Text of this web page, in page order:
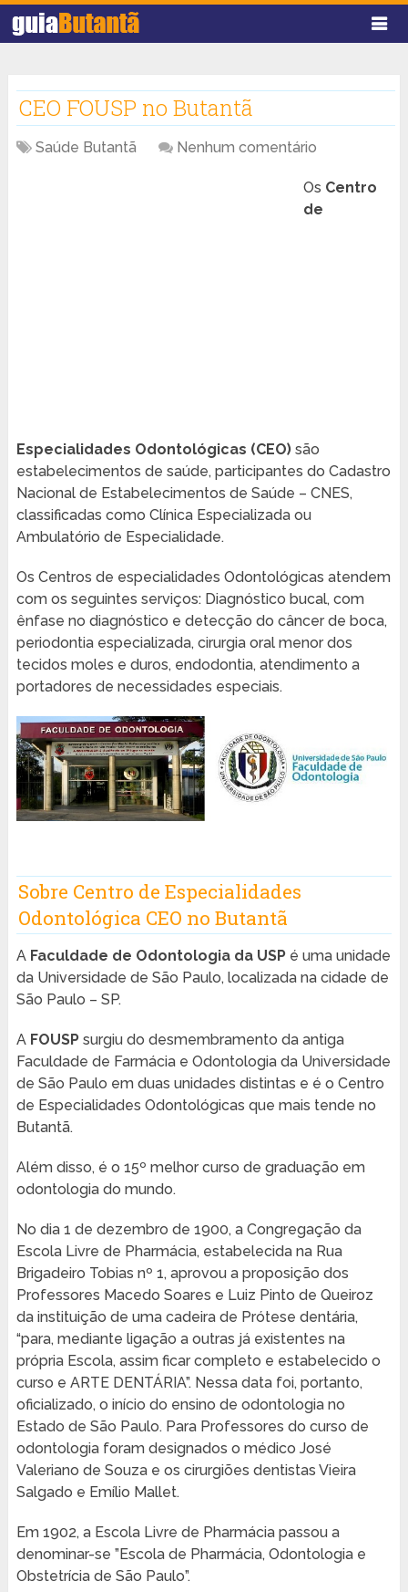
CEO FOUSP no Butantã
Saúde Butantã Nenhum comentário
Os Centro
de
Especialidades Odontológicas (CEO)são
estabelecimentos de saúde, participantes do Cadastro
Nacional de Estabelecimentos de Saúde – CNES,
classificadas como Clínica Especializada ou
Ambulatório de Especialidade.
Os Centros de especialidades Odontológicas atendem
com os seguintes serviços: Diagnóstico bucal, com
ênfase no diagnóstico e detecção do câncer de boca,
periodontia especializada, cirurgia oral menor dos
tecidos moles e duros, endodontia, atendimento a
portadores de necessidades especiais.
Sobre Centro de Especialidades
Odontológica CEO no Butantã
A Faculdade de Odontologia da USPé uma unidade
da Universidade de São Paulo, localizada na cidade de
São Paulo – SP.
A FOUSPsurgiu do desmembramento da antiga
Faculdade de Farmácia e Odontologia da Universidade
de São Paulo em duas unidades distintas e é o Centro
de Especialidades Odontológicas que mais tende no
Butantã.
Além disso, é o 15º melhor curso de graduação em
odontologia do mundo.
No dia 1 de dezembro de 1900, a Congregação da
Escola Livre de Pharmácia, estabelecida na Rua
Brigadeiro Tobias nº 1, aprovou a proposição dos
Professores Macedo Soares e Luiz Pinto de Queiroz
da instituição de uma cadeira de Prótese dentária,
“para, mediante ligação a outras já existentes na
própria Escola, assim ficar completo e estabelecido o
curso e ARTE DENTÁRIA”. Nessa data foi, portanto,
oficializado, o início do ensino de odontologia no
Estado de São Paulo. Para Professores do curso de
odontologia foram designados o médico José
Valeriano de Souza e os cirurgiões dentistas Vieira
Salgado e Emílio Mallet.
Em 1902, a Escola Livre de Pharmácia passou a
denominar-se ”Escola de Pharmácia, Odontologia e
Obstetrícia de São Paulo”.